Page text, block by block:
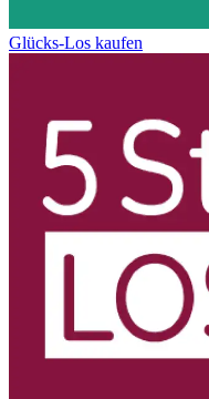
Glücks-Los kaufen